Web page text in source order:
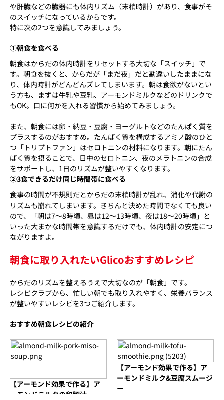
や肝臓などの臓器にも体内リズム（末梢時計）があり、食事がそ
のスイッチになっているからです。
特に次の2つを意識してみましょう。
①朝食を食べる
朝食はからだの体内時計をリセットする大切な「スイッチ」で
す。朝食を抜くと、からだが「まだ夜」だと勘違いしたままにな
り、体内時計がどんどんズレてしまいます。朝は食欲がないとい
う方も、まずは牛乳や豆乳、アーモンドミルクなどのドリンクで
もOK。口に何かを入れる習慣から始めてみましょう。
また、朝食には卵・納豆・豆腐・ヨーグルトなどのたんぱく質を
プラスするのがおすすめ。たんぱく質を構成するアミノ酸のひと
つ「トリプトファン」はセロトニンの材料になります。朝にたん
ぱく質を摂ることで、日中のセロトニン、夜のメラトニンの合成
をサポートし、1日のリズムが整いやすくなります。
②3食できるだけ同じ時間帯に食べる
食事の時間が不規則だとからだの末梢時計が乱れ、消化や代謝の
リズムも崩れてしまいます。きちんと決めた時間でなくても良い
ので、「朝は7〜8時頃、昼は12〜13時頃、夜は18〜20時頃」と
いった大まかな時間帯を意識するだけでも、体内時計の安定につ
ながりますよ。
朝食に取り入れたいGlicoおすすめレシピ
からだのリズムを整えるうえで大切なのが「朝食」です。
レシピクラブから、忙しい朝でも取り入れやすく、栄養バランス
が整いやすいレシピを3つご紹介します。
おすすめ朝食レシピの紹介
【アーモンド効果で作る】ア
ーモンドミルクの和豚汁
【アーモンド効果で作る】ア
ーモンドミルク&豆腐スムージ
ー